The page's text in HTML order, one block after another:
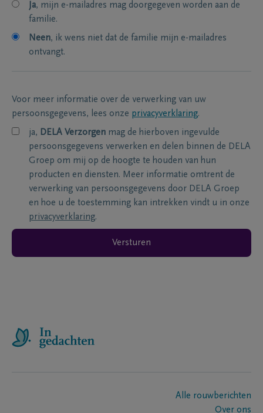
Ja, mijn e-mailadres mag doorgegeven worden aan de
familie.
Neen, ik wens niet dat de familie mijn e-mailadres
ontvangt.
Voor meer informatie over de verwerking van uw
persoonsgegevens, lees onze privacyverklaring.
ja, DELA Verzorgen mag de hierboven ingevulde
persoonsgegevens verwerken en delen binnen de DELA
Groep om mij op de hoogte te houden van hun
producten en diensten. Meer informatie omtrent de
verwerking van persoonsgegevens door DELA Groep
en hoe u de toestemming kan intrekken vindt u in onze
privacyverklaring.
Versturen
Alle rouwberichten
Over ons